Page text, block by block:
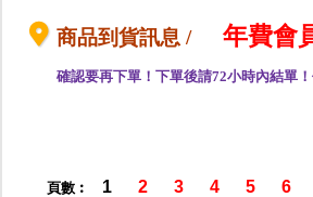
商品到貨訊息 / 年費會
確認要再下單！下單後請72小時內結單
頁數︰ 1 2 3 4 5 6